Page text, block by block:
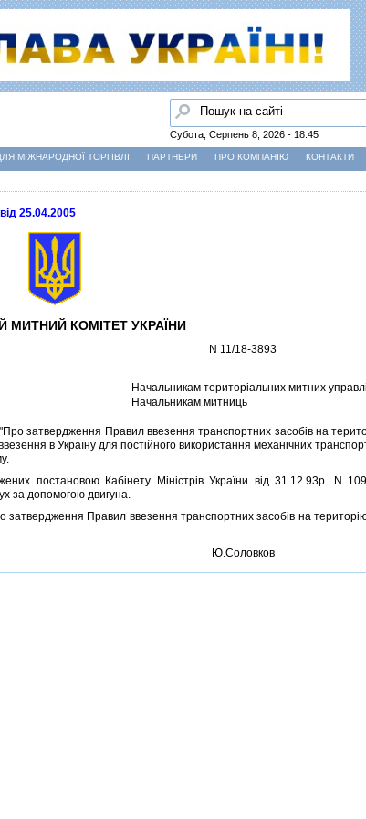
Пошук
Субота, Серпень 8, 2026 - 18:45
МІЖНАРОДНОЇ ТОРГІВЛІ ПАРТНЕРИ ПРО КОМПАНІЮ КОНТАКТИ
25.04.2005
МИТНИЙ КОМIТЕТ УКРАЇНИ
N 11/18-3893
Начальникам територiальних митних
Начальникам митниць
затвердження Правил ввезення транспортних засобiв на
в Україну для постiйного використання механiчних
постановою Кабiнету Мiнiстрiв України вiд 31.12.93р. N
за допомогою двигуна.
Правил ввезення транспортних засобiв на територiю
Ю.Соловков